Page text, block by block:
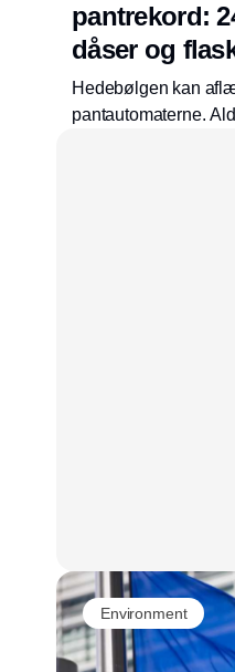
pantrekord:
dåser og
Hedebølgen kan
pantautomaterne.
Environment